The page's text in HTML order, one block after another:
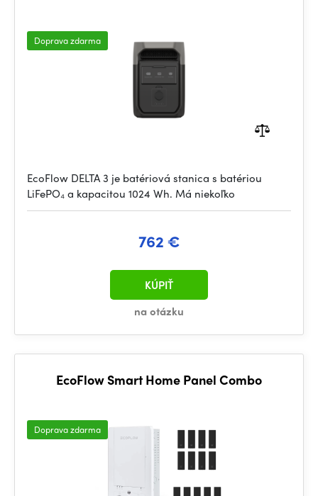
Doprava zdarma
EcoFlow DELTA 3 je batériová stanica s batériou
LiFePO₄ a kapacitou 1024 Wh. Má niekoľko
762 €
na otázku
KÚPIŤ
EcoFlow Smart Home Panel Combo
Doprava zdarma